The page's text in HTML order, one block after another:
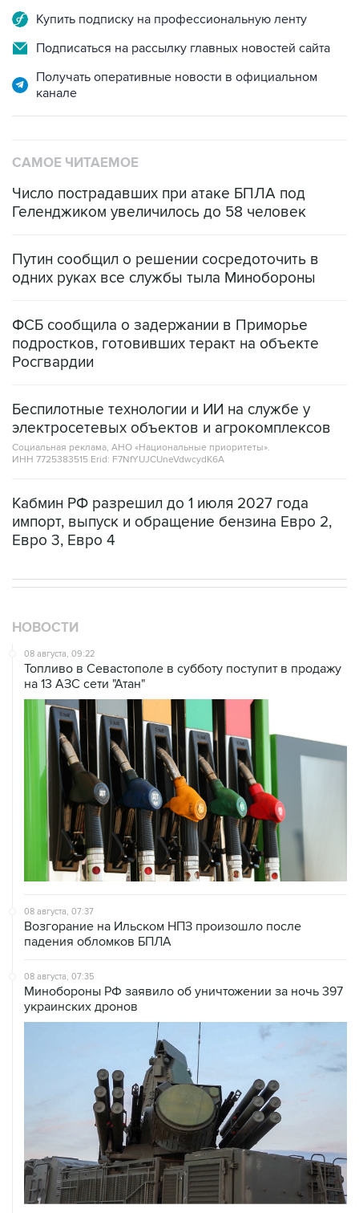
Купить подписку на профессиональную ленту
Подписаться на рассылку главных новостей сайта
Получать оперативные новости в официальном
канале
САМОЕ ЧИТАЕМОЕ
Число пострадавших при атаке БПЛА под
Геленджиком увеличилось до 58 человек
Путин сообщил о решении сосредоточить в
одних руках все службы тыла Минобороны
ФСБ сообщила о задержании в Приморье
подростков, готовивших теракт на объекте
Росгвардии
Беспилотные технологии и ИИ на службе у
электросетевых объектов и агрокомплексов
Социальная реклама, АНО «Национальные приоритеты».
ИНН 7725383515 Erid: F7NfYUJCUneVdwcydK6A
Кабмин РФ разрешил до 1 июля 2027 года
импорт, выпуск и обращение бензина Евро 2,
Евро 3, Евро 4
НОВОСТИ
08 августа, 09:22
Топливо в Севастополе в субботу поступит в продажу
на 13 АЗС сети "Атан"
08 августа, 07:37
Возгорание на Ильском НПЗ произошло после
падения обломков БПЛА
08 августа, 07:35
Минобороны РФ заявило об уничтожении за ночь 397
украинских дронов